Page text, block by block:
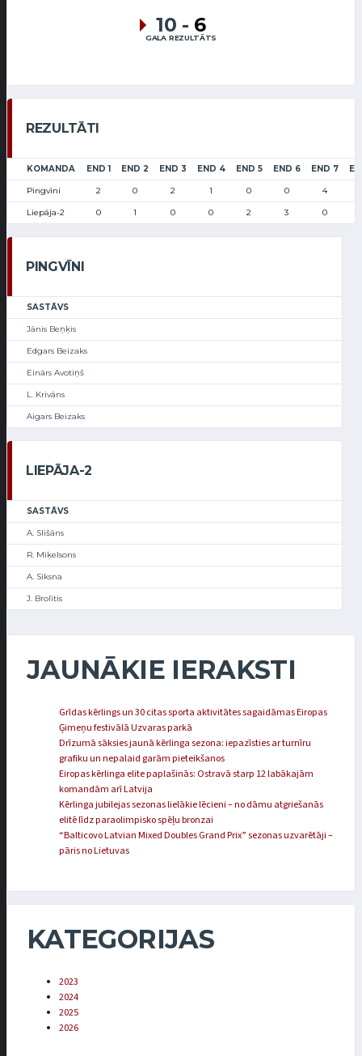
10 - 6
GALA REZULTĀTS
REZULTĀTI
KOMANDA END 1 END 2 END 3 END 4 END 5 END 6 END 7
Pingvīni 2 0 2 1 0 0 4
Liepāja-2 0 1 0 0 2 3 0
PINGVĪNI
SASTĀVS
Jānis Beņķis
Edgars Beizaks
Einārs Avotiņš
L. Krivāns
Aigars Beizaks
LIEPĀJA-2
SASTĀVS
A. Slišāns
R. Miķelsons
A. Siksna
J. Brolītis
JAUNĀKIE IERAKSTI
Grīdas kērlings un 30 citas sporta aktivitātes sagaidāmas Eiropas
Ģimeņu festivālā Uzvaras parkā
Drīzumā sāksies jaunā kērlinga sezona: iepazīsties ar turnīru
grafiku un nepalaid garām pieteikšanos
Eiropas kērlinga elite paplašinās: Ostravā starp 12 labākajām
komandām arī Latvija
Kērlinga jubilejas sezonas lielākie lēcieni – no dāmu atgriešanās
elitē līdz paraolimpisko spēļu bronzai
“Balticovo Latvian Mixed Doubles Grand Prix” sezonas uzvarētāji –
pāris no Lietuvas
KATEGORIJAS
2023
2024
2025
2026